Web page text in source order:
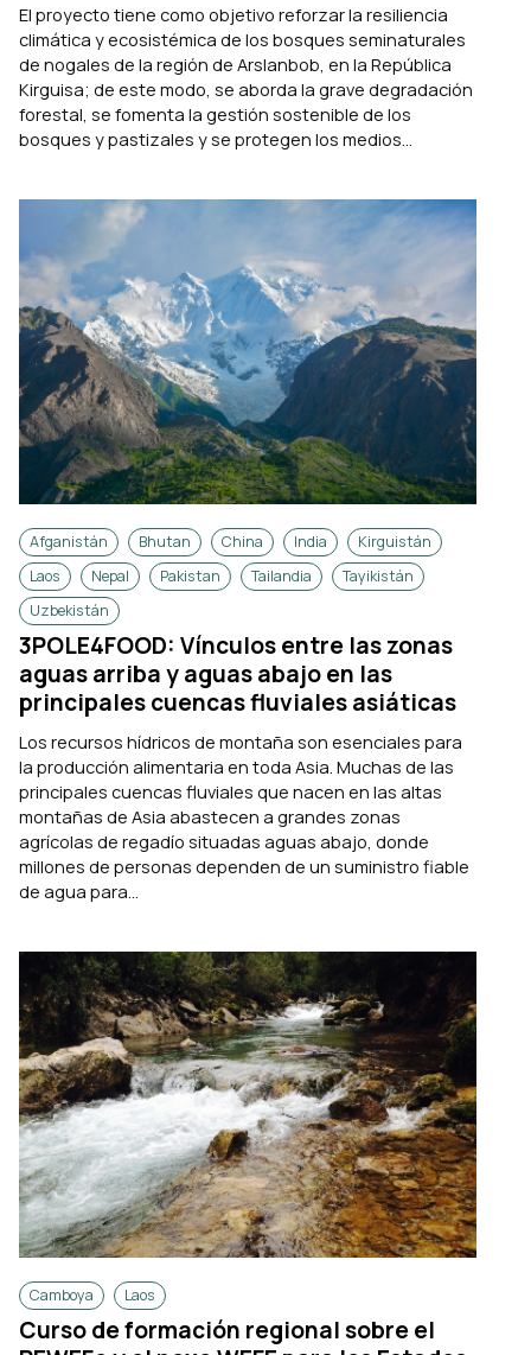
El proyecto tiene como objetivo reforzar la resiliencia
climática y ecosistémica de los bosques seminaturales
de nogales de la región de Arslanbob, en la República
Kirguisa; de este modo, se aborda la grave degradación
forestal, se fomenta la gestión sostenible de los
bosques y pastizales y se protegen los medios...
Afganistán Bhutan China India
Kirguistán
Laos
Nepal Pakistan Tailandia
Tayikistán
Uzbekistán
3POLE4FOOD: Vínculos entre las zonas
aguas arriba y aguas abajo en las
principales cuencas fluviales asiáticas
Los recursos hídricos de montaña son esenciales para
la producción alimentaria en toda Asia. Muchas de las
principales cuencas fluviales que nacen en las altas
montañas de Asia abastecen a grandes zonas
agrícolas de regadío situadas aguas abajo, donde
millones de personas dependen de un suministro fiable
de agua para...
Camboya Laos
Curso de formación regional sobre el